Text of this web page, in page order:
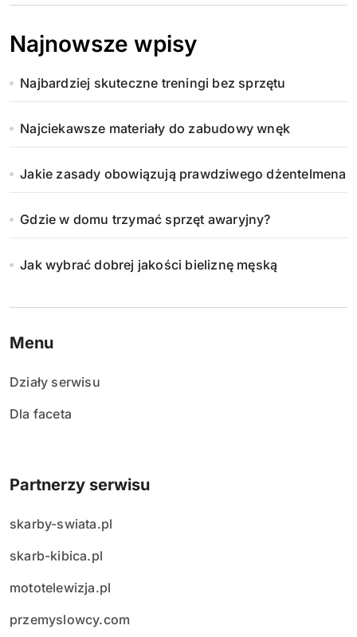
Najnowsze wpisy
Najbardziej skuteczne treningi bez sprzętu
Najciekawsze materiały do zabudowy wnęk
Jakie zasady obowiązują prawdziwego dżentelmena
Gdzie w domu trzymać sprzęt awaryjny?
Jak wybrać dobrej jakości bieliznę męską
Menu
Działy serwisu
Dla faceta
Partnerzy serwisu
skarby-swiata.pl
skarb-kibica.pl
mototelewizja.pl
przemyslowcy.com